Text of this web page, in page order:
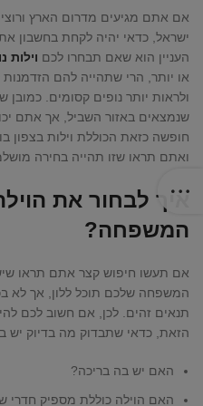
אם אתם מגיעים מדרום הארץ
ישראל, כדאי יהיה לקחת בחשבון
העניין הוא שאם תבחרו לכם וילות
או יותר, הרי שתהייה להם
ולראות יותר נופים קסומים. כמובן
שנמצאים באזור השביל, אך אתם
חופשה כזאת הכוללת וילות בצפון
ואתם תראו שזו תהייה בחירה
איך לבחור את
המשפחה?
אם תעשו חיפוש קצר אתם תראו
המשפחה שלכם תוכל ללון, אך לא
תנאים זהים. לכן, אם חשוב לכם
הזאת, כדאי שתבדוק מה בדיוק יש
האם יש בה בריכה?
האם הוילה כוללת מספיק חדרי